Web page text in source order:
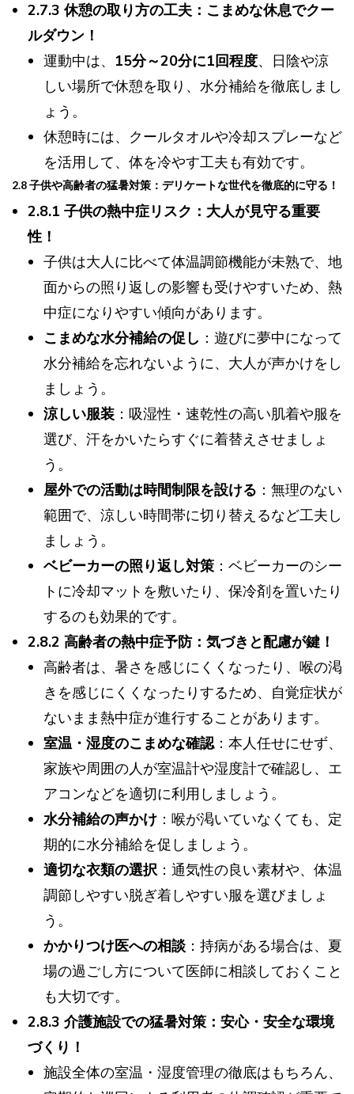
2.7.3 休憩の取り方の工夫：こまめな休息でクー
ルダウン！
運動中は、 15分～20分に1回程度、日陰や涼
しい場所で休憩を取り、水分補給を徹底しまし
ょう。
休憩時には、クールタオルや冷却スプレーなど
を活用して、体を冷やす工夫も有効です。
2.8 子供や高齢者の猛暑対策：デリケートな世代を徹底的に守る！
2.8.1 子供の熱中症リスク：大人が見守る重要
性！
子供は大人に比べて体温調節機能が未熟で、地
面からの照り返しの影響も受けやすいため、熱
中症になりやすい傾向があります。
こまめな水分補給の促し ：遊びに夢中になって
水分補給を忘れないように、大人が声かけをし
ましょう。
涼しい服装：吸湿性・速乾性の高い肌着や服を
選び、汗をかいたらすぐに着替えさせましょ
う。
屋外での活動は時間制限を設ける ：無理のない
範囲で、涼しい時間帯に切り替えるなど工夫し
ましょう。
ベビーカーの照り返し対策：ベビーカーのシー
トに冷却マットを敷いたり、保冷剤を置いたり
するのも効果的です。
2.8.2 高齢者の熱中症予防：気づきと配慮が鍵！
高齢者は、暑さを感じにくくなったり、喉の渇
きを感じにくくなったりするため、自覚症状が
ないまま熱中症が進行することがあります。
室温・湿度のこまめな確認：本人任せにせず、
家族や周囲の人が室温計や湿度計で確認し、エ
アコンなどを適切に利用しましょう。
水分補給の声かけ ：喉が渇いていなくても、定
期的に水分補給を促しましょう。
適切な衣類の選択：通気性の良い素材や、体温
調節しやすい脱ぎ着しやすい服を選びましょ
う。
かかりつけ医への相談 ：持病がある場合は、夏
場の過ごし方について医師に相談しておくこと
も大切です。
2.8.3 介護施設での猛暑対策：安心・安全な環境
づくり！
施設全体の室温・湿度管理の徹底はもちろん、